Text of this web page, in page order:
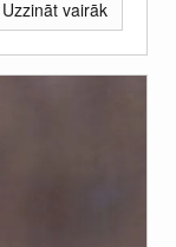
Uzzināt vairāk